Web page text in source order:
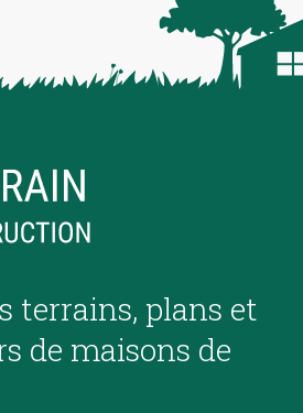
terrains, plans et
de maisons de